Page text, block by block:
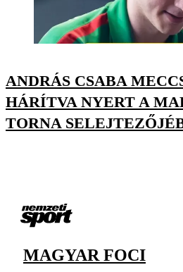
ANDRÁS CSABA
HÁRÍTVA NYERT A
TORNA
MAGYAR FOCI